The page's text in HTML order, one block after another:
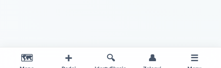
🗺️ ➕ 🔍 👤 ☰